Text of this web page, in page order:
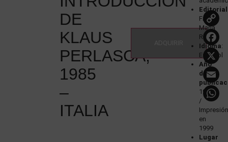
DE
KLAUS
PERLASCA,
1985
–
ITALIA
Editorial
Franco
Maria
Ricci
Idioma:
Español
Año
de
1985
/
en
1999
Lugar